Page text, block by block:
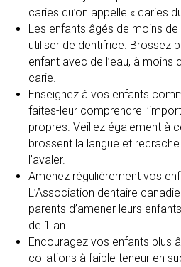
caries qu’on appelle « caries
Les enfants âgés de moins
utiliser de dentifrice. Brossez
enfant avec de l’eau, à moins
carie.
Enseignez à vos enfants
faites-leur comprendre
propres. Veillez également à
brossent la langue et
l’avaler.
Amenez régulièrement vos
L’Association dentaire
parents d’amener leurs
de 1 an.
Encouragez vos enfants plus
collations à faible teneur en